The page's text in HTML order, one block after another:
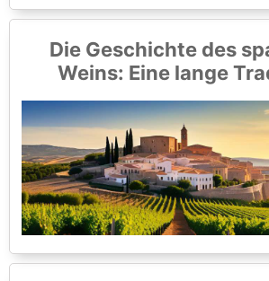
Die Geschichte des
Weins: Eine lange